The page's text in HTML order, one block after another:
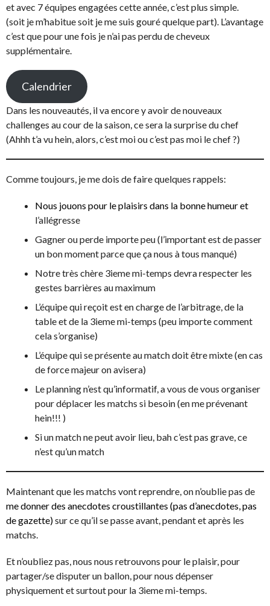
et avec 7 équipes engagées cette année, c’est plus simple.
(soit je m’habitue soit je me suis gouré quelque part). L’avantage
c’est que pour une fois je n’ai pas perdu de cheveux
supplémentaire.
Calendrier
Dans les nouveautés, il va encore y avoir de nouveaux
challenges au cour de la saison, ce sera la surprise du chef
(Ahhh t’a vu hein, alors, c’est moi ou c’est pas moi le chef ?)
Comme toujours, je me dois de faire quelques rappels:
Nous jouons pour le plaisirs dans la bonne humeur et
l’allégresse
Gagner ou perde importe peu (l’important est de passer
un bon moment parce que ça nous à tous manqué)
Notre très chère 3ieme mi-temps devra respecter les
gestes barrières au maximum
L’équipe qui reçoit est en charge de l’arbitrage, de la
table et de la 3ieme mi-temps (peu importe comment
cela s’organise)
L’équipe qui se présente au match doit être mixte (en cas
de force majeur on avisera)
Le planning n’est qu’informatif, a vous de vous organiser
pour déplacer les matchs si besoin (en me prévenant
hein!!! )
Si un match ne peut avoir lieu, bah c’est pas grave, ce
n’est qu’un match
Maintenant que les matchs vont reprendre, on n’oublie pas de
me donner des anecdotes croustillantes (pas d’anecdotes, pas
de gazette)sur ce qu’il se passe avant, pendant et après les
matchs.
Et n’oubliez pas, nous nous retrouvons pour le plaisir, pour
partager/se disputer un ballon, pour nous dépenser
physiquement et surtout pour la 3ieme mi-temps.